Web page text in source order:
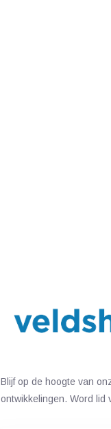
Blijf op de hoogte van
ontwikkelingen. Word lid